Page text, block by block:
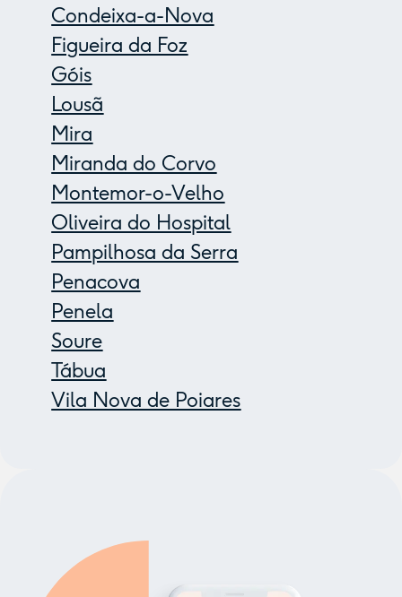
Condeixa-a-Nova
Figueira da Foz
Góis
Lousã
Mira
Miranda do Corvo
Montemor-o-Velho
Oliveira do Hospital
Pampilhosa da Serra
Penacova
Penela
Soure
Tábua
Vila Nova de Poiares